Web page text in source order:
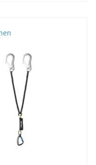
OPTIONEN
AUSWÄHLEN